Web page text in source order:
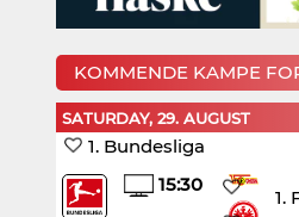
KOMMENDE KAMPE
SATURDAY, 29. AUGUST
1. Bundesliga
15:30
1.